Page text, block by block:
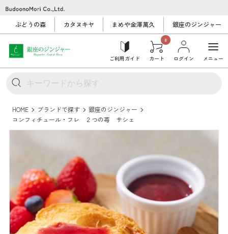
ぶどうの森 カタヌキヤ まめや金澤萬久 銀座のジンジャー
ご利用ガイド
0
カート ログイン メニュー
HOME ブランドで探す
銀座のジンジャー
コンフィチュール・フレ ２つの苺 サシェ